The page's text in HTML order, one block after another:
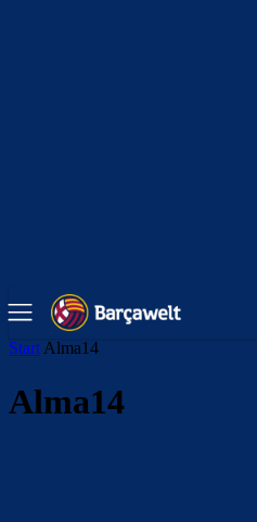
Start Alma14
Alma14